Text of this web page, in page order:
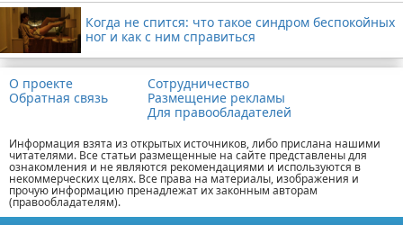
Когда не спится: что такое синдром беспокойных
ног и как с ним справиться
О проекте
Обратная связь
Сотрудничество
Размещение рекламы
Для правообладателей
Информация взята из открытых источников, либо прислана нашими
читателями. Все статьи размещенные на сайте представлены для
ознакомления и не являются рекомендациями и используются в
некоммерческих целях. Все права на материалы, изображения и
прочую информацию пренадлежат их законным авторам
(правообладателям).